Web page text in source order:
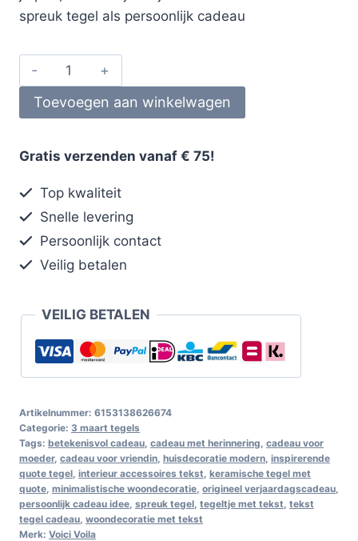
spreuk tegel als persoonlijk cadeau
Toevoegen aan winkelwagen
Gratis verzenden vanaf € 75!
Top kwaliteit
Snelle levering
Persoonlijk contact
Veilig betalen
VEILIG BETALEN
Artikelnummer: 6153138626674
Categorie: 3 maart tegels
Tags: betekenisvol cadeau cadeau met herinnering cadeau voor
moeder, cadeau voor vriendin huisdecoratie modern inspirerende
quote tegel interieur accessoires tekst keramische tegel met
quote minimalistische woondecoratie origineel verjaardagscadeau
persoonlijk cadeau idee spreuk tegel tegeltje met tekst tekst
tegel cadeau woondecoratie met tekst
Merk: Voici Voila